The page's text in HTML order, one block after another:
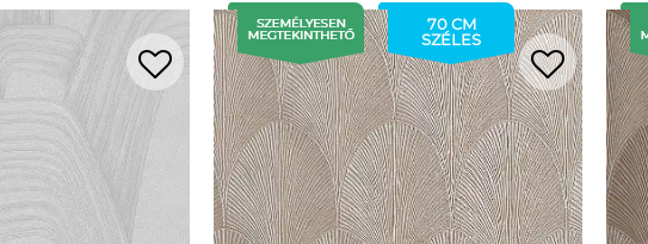
70 CM
SZÉLES